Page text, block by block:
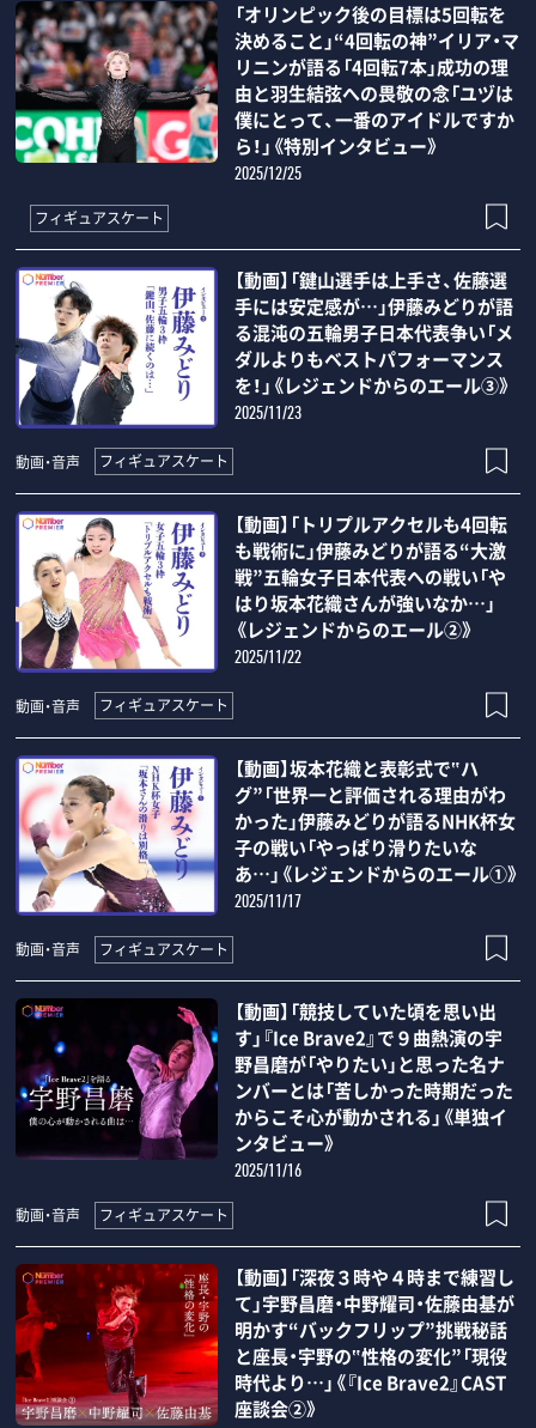
「オリンピック後の目標は5回転を
決めること」“4回転の神”イリア・マ
リニンが語る「4回転7本」成功の理
由と羽生結弦への畏敬の念「ユヅは
僕にとって、一番のアイドルですか
ら！」《特別インタビュー》
2025/12/25
フィギュアスケート
【動画】「鍵山選手は上手さ、佐藤選
手には安定感が…」伊藤みどりが語
る混沌の五輪男子日本代表争い「メ
ダルよりもベストパフォーマンス
を！」《レジェンドからのエール③》
2025/11/23
動画・音声 フィギュアスケート
【動画】「トリプルアクセルも4回転
も戦術に」伊藤みどりが語る“大激
戦”五輪女子日本代表への戦い「や
はり坂本花織さんが強いなか…」
《レジェンドからのエール②》
2025/11/22
動画・音声 フィギュアスケート
【動画】坂本花織と表彰式で‟ハ
グ”「世界一と評価される理由がわ
かった」伊藤みどりが語るNHK杯女
子の戦い「やっぱり滑りたいな
あ…」《レジェンドからのエール①》
2025/11/17
動画・音声 フィギュアスケート
【動画】「競技していた頃を思い出
す」『Ice Brave2』で９曲熱演の宇
野昌磨が「やりたい」と思った名ナ
ンバーとは「苦しかった時期だった
からこそ心が動かされる」《単独イ
ンタビュー》
2025/11/16
動画・音声 フィギュアスケート
【動画】「深夜３時や４時まで練習し
て」宇野昌磨・中野耀司・佐藤由基が
明かす“バックフリップ”挑戦秘話
と座長・宇野の‟性格の変化”「現役
時代より…」《『Ice Brave2』CAST
座談会②》